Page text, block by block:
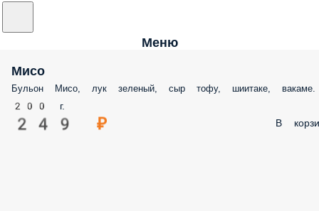
Меню
Мисо
Бульон Мисо, лук зеленый, сыр тофу, шиитаке, вакаме.
200 г.
249 ₽ В